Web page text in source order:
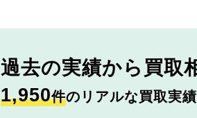
過去の実績から 買取
1,950件のリアルな買取実